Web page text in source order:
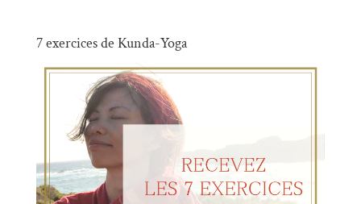
7 exercices de Kunda-Yoga